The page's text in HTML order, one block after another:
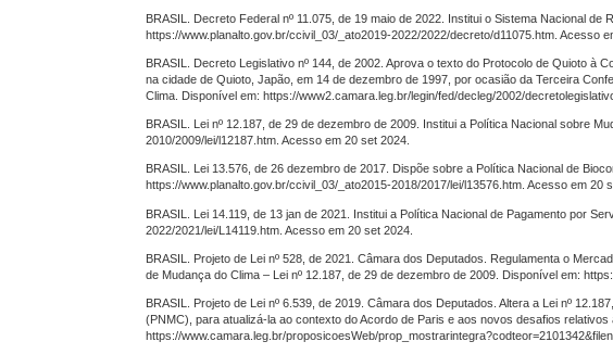
BRASIL. Decreto Federal nº 11.075, de 19 maio de 2022. Institui o Sistema Nacional
https://www.planalto.gov.br/ccivil_03/_ato2019-2022/2022/decreto/d11075.htm. Acesso
BRASIL. Decreto Legislativo nº 144, de 2002. Aprova o texto do Protocolo de Quioto
na cidade de Quioto, Japão, em 14 de dezembro de 1997, por ocasião da Terceira
Clima. Disponível em: https://www2.camara.leg.br/legin/fed/decleg/2002/
BRASIL. Lei nº 12.187, de 29 de dezembro de 2009. Institui a Política Nacional sobre
2010/2009/lei/l12187.htm. Acesso em 20 set 2024.
BRASIL. Lei 13.576, de 26 dezembro de 2017. Dispõe sobre a Política Nacional de
https://www.planalto.gov.br/ccivil_03/_ato2015-2018/2017/lei/l13576.htm. Acesso em 20
BRASIL. Lei 14.119, de 13 jan de 2021. Institui a Política Nacional de Pagamento por
2022/2021/lei/L14119.htm. Acesso em 20 set 2024.
BRASIL. Projeto de Lei nº 528, de 2021. Câmara dos Deputados. Regulamenta o
de Mudança do Clima – Lei nº 12.187, de 29 de dezembro de 2009. Disponível em:
BRASIL. Projeto de Lei nº 6.539, de 2019. Câmara dos Deputados. Altera a Lei nº
(PNMC), para atualizá-la ao contexto do Acordo de Paris e aos novos desafios
https://www.camara.leg.br/proposicoesWeb/